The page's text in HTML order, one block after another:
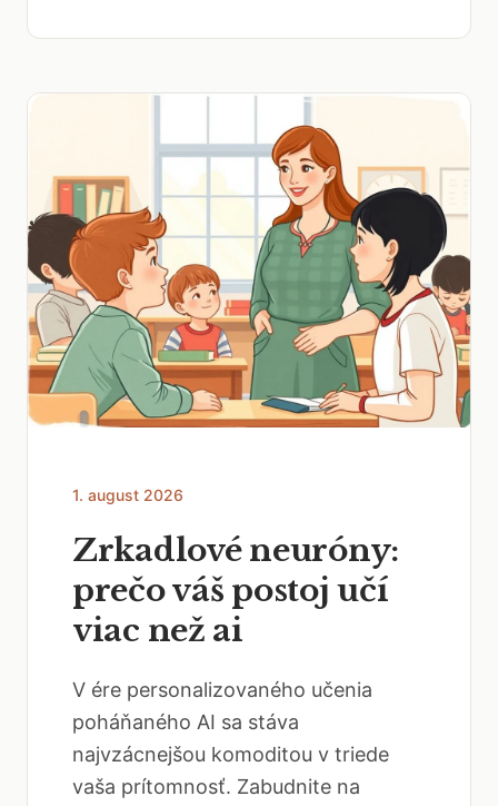
1. august 2026
Zrkadlové neuróny:
prečo váš postoj učí
viac než ai
V ére personalizovaného učenia
poháňaného AI sa stáva
najvzácnejšou komoditou v triede
vaša prítomnosť. Zabudnite na